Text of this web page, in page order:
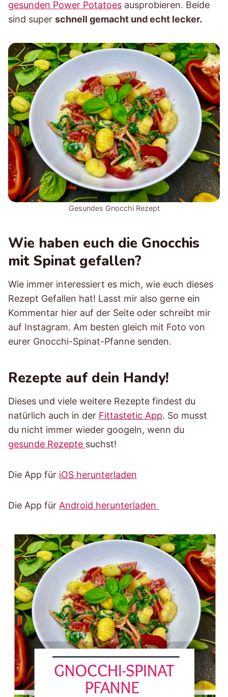
gesunden Power Potatoes ausprobieren. Beide
sind super schnell gemacht und echt lecker.
Gesundes Gnocchi Rezept
Wie haben euch die Gnocchis
mit Spinat gefallen?
Wie immer interessiert es mich, wie euch dieses
Rezept Gefallen hat! Lasst mir also gerne ein
Kommentar hier auf der Seite oder schreibt mir
auf Instagram. Am besten gleich mit Foto von
eurer Gnocchi-Spinat-Pfanne senden.
Rezepte auf dein Handy!
Dieses und viele weitere Rezepte findest du
natürlich auch in der Fittastetic App. So musst
du nicht immer wieder googeln, wenn du
gesunde Rezepte suchst!
Die App für iOS herunterladen
Die App für Android herunterladen